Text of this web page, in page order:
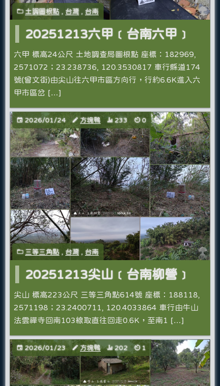
土調圖根點 ,台灣 ,台南
20251213六甲﹝台南六甲﹞
六甲 標高24公尺 土地調查局圖根點 座標：182969,
2571072；23.238736, 120.3530817 車行縣道174
號(曾文街)由尖山往六甲市區方向行，行約6.6K進入六
甲市區岔 […]
2026/01/24 方塊鴨 233 0
三等三角點 ,台灣 ,台南
20251213尖山﹝台南柳營﹞
尖山 標高223公尺 三等三角點614號 座標：188118,
2571198；23.2400711, 120.4033864 車行由牛山
法雲禪寺回南103線取直往回走0.6K，至南1 […]
2026/01/23 方塊鴨 202 1